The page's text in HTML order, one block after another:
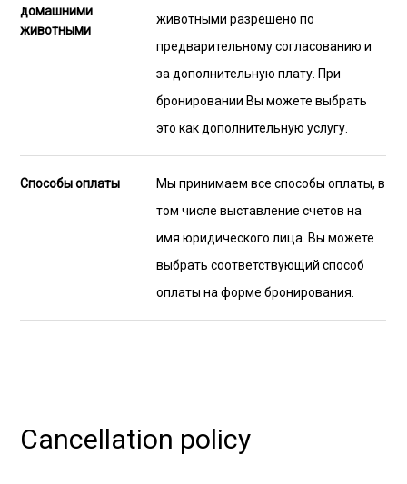
домашними
животными
животными разрешено по
предварительному согласованию и
за дополнительную плату. При
бронировании Вы можете выбрать
это как дополнительную услугу.
Способы оплаты
Мы принимаем все способы оплаты, в
том числе выставление счетов на
имя юридического лица. Вы можете
выбрать соответствующий способ
оплаты на форме бронирования.
Cancellation policy